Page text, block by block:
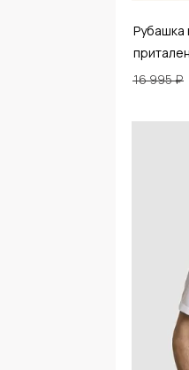
Рубашка
16 995 ₽